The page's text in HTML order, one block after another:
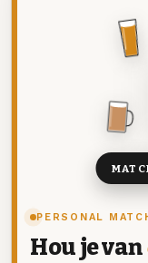
PERSONAL
Hou je van